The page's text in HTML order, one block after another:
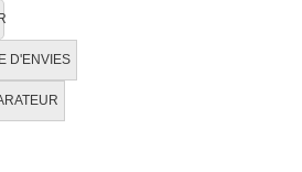
D'ENVIES